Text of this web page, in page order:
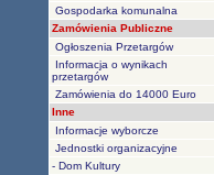
Gospodarka komunalna
Zamówienia Publiczne
Ogłoszenia Przetargów
Informacja o wynikach
przetargów
Zamówienia do 14000 Euro
Inne
Informacje wyborcze
Jednostki organizacyjne
- Dom Kultury